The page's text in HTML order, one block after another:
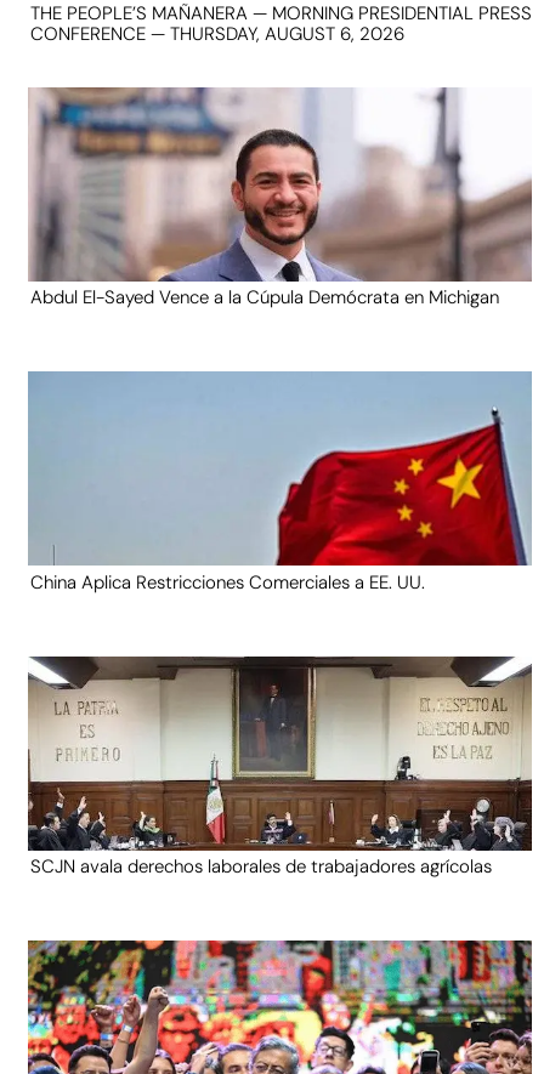
THE PEOPLE’S MAÑANERA — MORNING PRESIDENTIAL PRESS
CONFERENCE — THURSDAY, AUGUST 6, 2026
Abdul El-Sayed Vence a la Cúpula Demócrata en Michigan
China Aplica Restricciones Comerciales a EE. UU.
SCJN avala derechos laborales de trabajadores agrícolas